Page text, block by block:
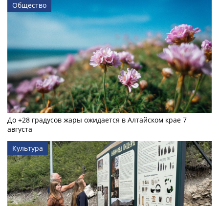
Общество
До +28 градусов жары ожидается в Алтайском крае 7
августа
Культура